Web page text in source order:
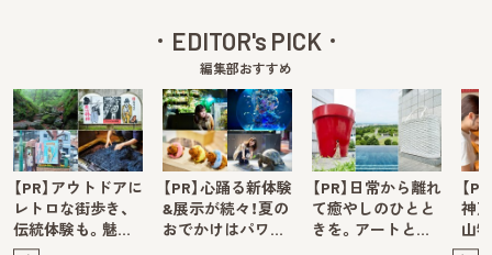
EDITOR's PICK
編集部おすすめ
【PR】アウトドアに
レトロな街歩き、
伝統体験も。魅…
【PR】心踊る新体験
&展示が続々！夏の
おでかけはパワ…
【PR】日常から離れ
て癒やしのひとと
きを。アートと…
【
神
山